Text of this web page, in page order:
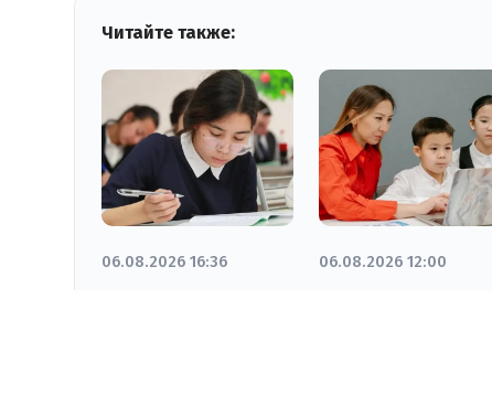
Читайте также:
06.08.2026 16:36 06.08.2026 12:00